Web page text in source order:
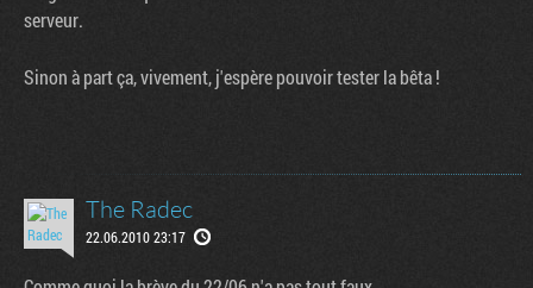
serveur.
Sinon à part ça, vivement, j'espère pouvoir tester la bêta !
The Radec
22.06.2010 23:17